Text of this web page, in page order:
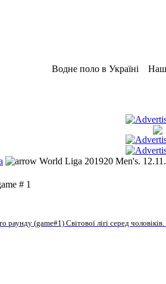
Водне поло в Україні
World Liga 201920 Men's.
# 1
раунду (game#1) Світової лігі серед чоловіків.